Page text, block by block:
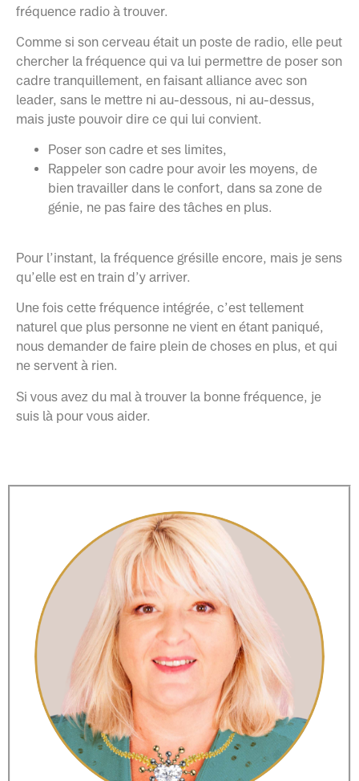
fréquence radio à trouver.
Comme si son cerveau était un poste de radio, elle peut
chercher la fréquence qui va lui permettre de poser son
cadre tranquillement, en faisant alliance avec son
leader, sans le mettre ni au-dessous, ni au-dessus,
mais juste pouvoir dire ce qui lui convient.
Poser son cadre et ses limites,
Rappeler son cadre pour avoir les moyens, de
bien travailler dans le confort, dans sa zone de
génie, ne pas faire des tâches en plus.
Pour l’instant, la fréquence grésille encore, mais je sens
qu’elle est en train d’y arriver.
Une fois cette fréquence intégrée, c’est tellement
naturel que plus personne ne vient en étant paniqué,
nous demander de faire plein de choses en plus, et qui
ne servent à rien.
Si vous avez du mal à trouver la bonne fréquence, je
suis là pour vous aider.